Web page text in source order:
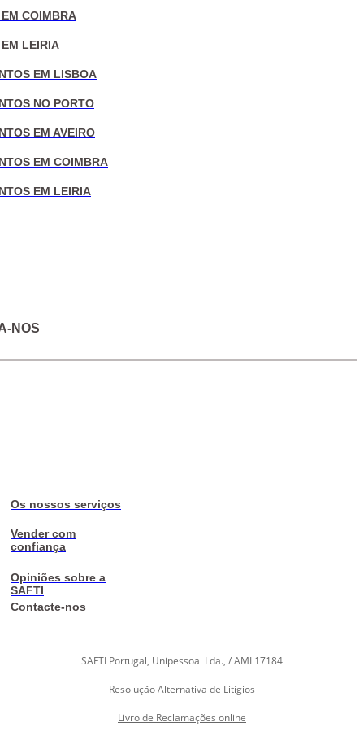
COIMBRA
LEIRIA
EM LISBOA
NO PORTO
EM AVEIRO
EM COIMBRA
EM LEIRIA
NOS
Os nossos serviços
Vender com
confiança
Opiniões sobre a
SAFTI
Contacte-nos
SAFTI Portugal, Unipessoal Lda., / AMI 17184
Resolução Alternativa de Litígios
Livro de Reclamações online